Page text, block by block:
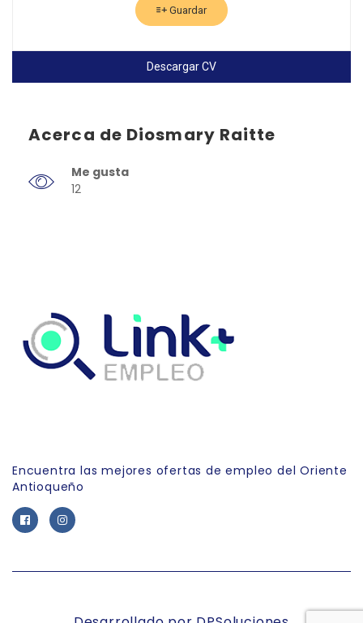
Guardar
Descargar CV
Acerca de Diosmary Raitte
Me gusta
12
Encuentra las mejores ofertas de empleo del Oriente
Antioqueño